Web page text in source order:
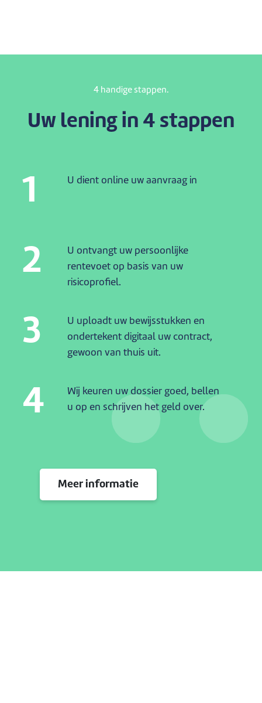
4 handige stappen.
Uw lening in 4 stappen
1 U dient online uw aanvraag in
2
U ontvangt uw persoonlijke
rentevoet op basis van uw
risicoprofiel.
3
U uploadt uw bewijsstukken en
ondertekent digitaal uw contract,
gewoon van thuis uit.
4
Wij keuren uw dossier goed, bellen
u op en schrijven het geld over.
Meer informatie